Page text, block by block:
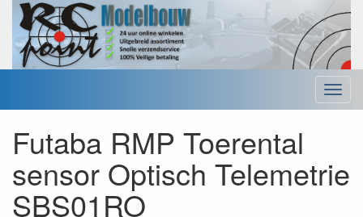
Menu
Futaba RMP Toerental
sensor Optisch Telemetrie
SBS01RO